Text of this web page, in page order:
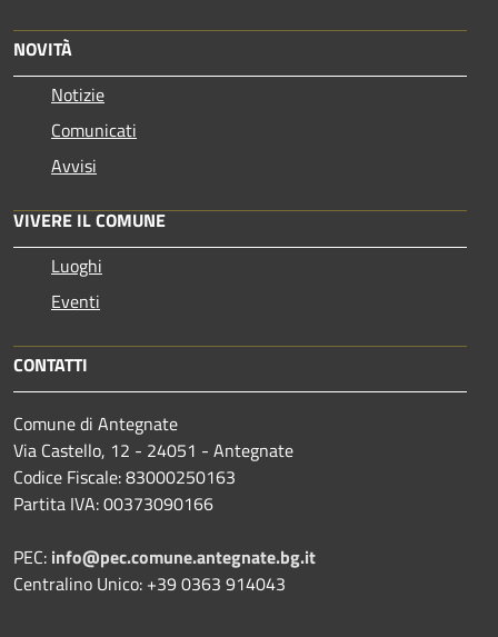
NOVITÀ
Notizie
Comunicati
Avvisi
VIVERE IL COMUNE
Luoghi
Eventi
CONTATTI
Comune di Antegnate
Via Castello, 12 - 24051 - Antegnate
Codice Fiscale: 83000250163
Partita IVA: 00373090166
PEC: info@pec.comune.antegnate.bg.it
Centralino Unico: +39 0363 914043